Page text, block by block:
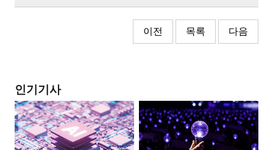
이전 목록 다음
인기기사